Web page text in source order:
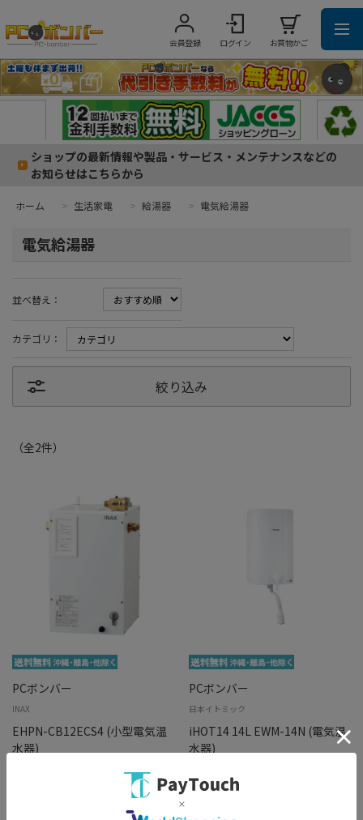
会員登録 ログイン お買物かご
ショップの最新情報や製品・サービス・メンテナンスなどの
お知らせはこちらから
ホーム > 生活家電 > 給湯器 > 電気給湯器
電気給湯器
並べ替え：
カテゴリ：
絞り込み
（全2件）
PCボンバー
INAX
EHPN-CB12ECS4 (小型電気温
水器)
PCボンバー
日本イトミック
iHOT14 14L EWM-14N (電気温
水器)
￥72,000